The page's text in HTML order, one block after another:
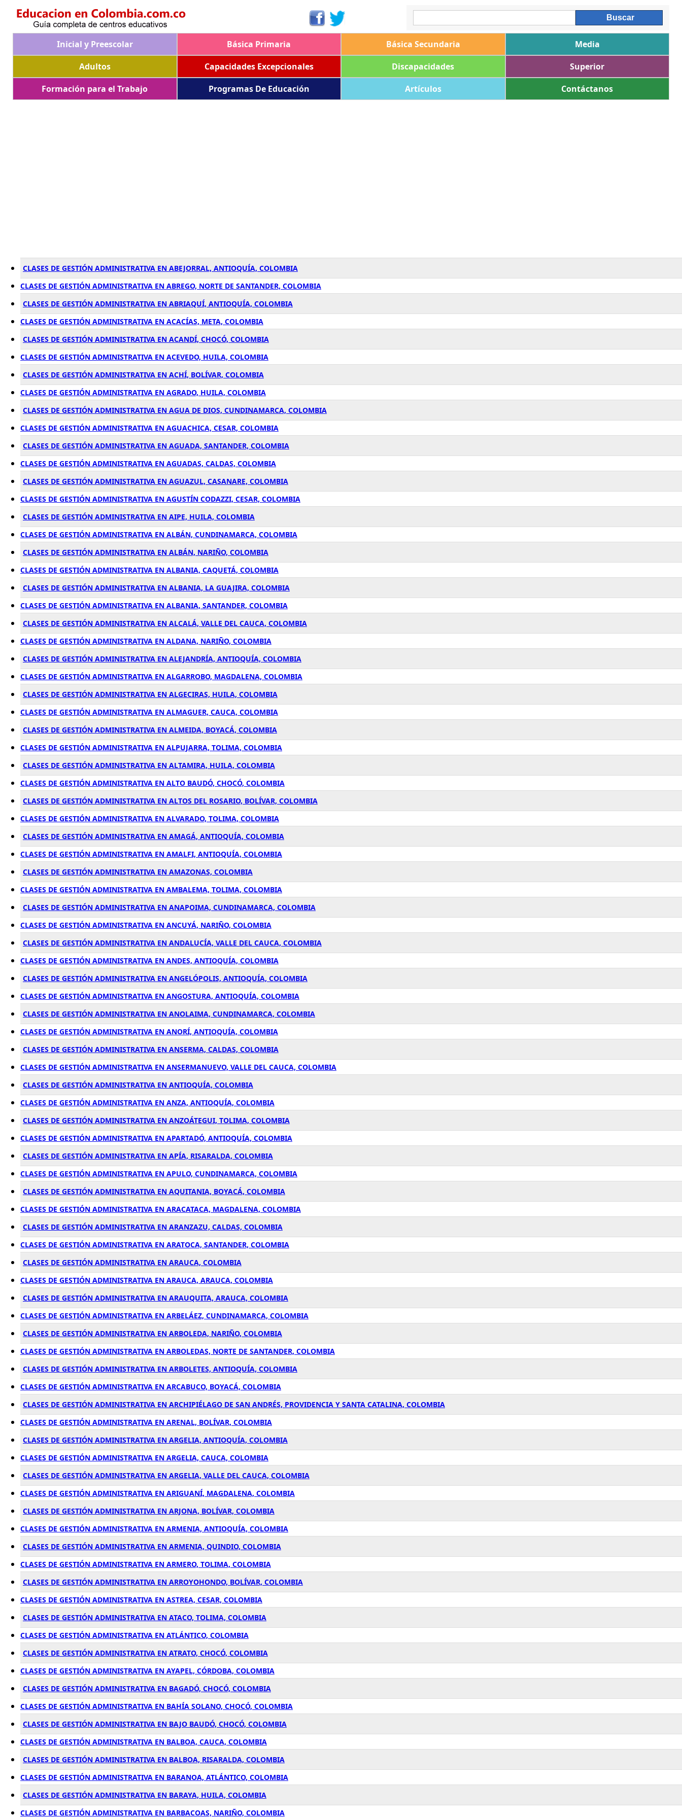
Inicial y Preescolar Básica Primaria Básica Secundaria
Media
Adultos
Capacidades Excepcionales Discapacidades
Superior
Formación para el Trabajo
Programas De Educación Artículos Contáctanos
CLASES DE GESTIÓN ADMINISTRATIVA EN ABEJORRAL, ANTIOQUÍA, COLOMBIA
CLASES DE GESTIÓN ADMINISTRATIVA EN ABREGO, NORTE DE SANTANDER, COLOMBIA
CLASES DE GESTIÓN ADMINISTRATIVA EN ABRIAQUÍ, ANTIOQUÍA, COLOMBIA
CLASES DE GESTIÓN ADMINISTRATIVA EN ACACÍAS, META, COLOMBIA
CLASES DE GESTIÓN ADMINISTRATIVA EN ACANDÍ, CHOCÓ, COLOMBIA
CLASES DE GESTIÓN ADMINISTRATIVA EN ACEVEDO, HUILA, COLOMBIA
CLASES DE GESTIÓN ADMINISTRATIVA EN ACHÍ, BOLÍVAR, COLOMBIA
CLASES DE GESTIÓN ADMINISTRATIVA EN AGRADO, HUILA, COLOMBIA
CLASES DE GESTIÓN ADMINISTRATIVA EN AGUA DE DIOS, CUNDINAMARCA, COLOMBIA
CLASES DE GESTIÓN ADMINISTRATIVA EN AGUACHICA, CESAR, COLOMBIA
CLASES DE GESTIÓN ADMINISTRATIVA EN AGUADA, SANTANDER, COLOMBIA
CLASES DE GESTIÓN ADMINISTRATIVA EN AGUADAS, CALDAS, COLOMBIA
CLASES DE GESTIÓN ADMINISTRATIVA EN AGUAZUL, CASANARE, COLOMBIA
CLASES DE GESTIÓN ADMINISTRATIVA EN AGUSTÍN CODAZZI, CESAR, COLOMBIA
CLASES DE GESTIÓN ADMINISTRATIVA EN AIPE, HUILA, COLOMBIA
CLASES DE GESTIÓN ADMINISTRATIVA EN ALBÁN, CUNDINAMARCA, COLOMBIA
CLASES DE GESTIÓN ADMINISTRATIVA EN ALBÁN, NARIÑO, COLOMBIA
CLASES DE GESTIÓN ADMINISTRATIVA EN ALBANIA, CAQUETÁ, COLOMBIA
CLASES DE GESTIÓN ADMINISTRATIVA EN ALBANIA, LA GUAJIRA, COLOMBIA
CLASES DE GESTIÓN ADMINISTRATIVA EN ALBANIA, SANTANDER, COLOMBIA
CLASES DE GESTIÓN ADMINISTRATIVA EN ALCALÁ, VALLE DEL CAUCA, COLOMBIA
CLASES DE GESTIÓN ADMINISTRATIVA EN ALDANA, NARIÑO, COLOMBIA
CLASES DE GESTIÓN ADMINISTRATIVA EN ALEJANDRÍA, ANTIOQUÍA, COLOMBIA
CLASES DE GESTIÓN ADMINISTRATIVA EN ALGARROBO, MAGDALENA, COLOMBIA
CLASES DE GESTIÓN ADMINISTRATIVA EN ALGECIRAS, HUILA, COLOMBIA
CLASES DE GESTIÓN ADMINISTRATIVA EN ALMAGUER, CAUCA, COLOMBIA
CLASES DE GESTIÓN ADMINISTRATIVA EN ALMEIDA, BOYACÁ, COLOMBIA
CLASES DE GESTIÓN ADMINISTRATIVA EN ALPUJARRA, TOLIMA, COLOMBIA
CLASES DE GESTIÓN ADMINISTRATIVA EN ALTAMIRA, HUILA, COLOMBIA
CLASES DE GESTIÓN ADMINISTRATIVA EN ALTO BAUDÓ, CHOCÓ, COLOMBIA
CLASES DE GESTIÓN ADMINISTRATIVA EN ALTOS DEL ROSARIO, BOLÍVAR, COLOMBIA
CLASES DE GESTIÓN ADMINISTRATIVA EN ALVARADO, TOLIMA, COLOMBIA
CLASES DE GESTIÓN ADMINISTRATIVA EN AMAGÁ, ANTIOQUÍA, COLOMBIA
CLASES DE GESTIÓN ADMINISTRATIVA EN AMALFI, ANTIOQUÍA, COLOMBIA
CLASES DE GESTIÓN ADMINISTRATIVA EN AMAZONAS, COLOMBIA
CLASES DE GESTIÓN ADMINISTRATIVA EN AMBALEMA, TOLIMA, COLOMBIA
CLASES DE GESTIÓN ADMINISTRATIVA EN ANAPOIMA, CUNDINAMARCA, COLOMBIA
CLASES DE GESTIÓN ADMINISTRATIVA EN ANCUYÁ, NARIÑO, COLOMBIA
CLASES DE GESTIÓN ADMINISTRATIVA EN ANDALUCÍA, VALLE DEL CAUCA, COLOMBIA
CLASES DE GESTIÓN ADMINISTRATIVA EN ANDES, ANTIOQUÍA, COLOMBIA
CLASES DE GESTIÓN ADMINISTRATIVA EN ANGELÓPOLIS, ANTIOQUÍA, COLOMBIA
CLASES DE GESTIÓN ADMINISTRATIVA EN ANGOSTURA, ANTIOQUÍA, COLOMBIA
CLASES DE GESTIÓN ADMINISTRATIVA EN ANOLAIMA, CUNDINAMARCA, COLOMBIA
CLASES DE GESTIÓN ADMINISTRATIVA EN ANORÍ, ANTIOQUÍA, COLOMBIA
CLASES DE GESTIÓN ADMINISTRATIVA EN ANSERMA, CALDAS, COLOMBIA
CLASES DE GESTIÓN ADMINISTRATIVA EN ANSERMANUEVO, VALLE DEL CAUCA, COLOMBIA
CLASES DE GESTIÓN ADMINISTRATIVA EN ANTIOQUÍA, COLOMBIA
CLASES DE GESTIÓN ADMINISTRATIVA EN ANZA, ANTIOQUÍA, COLOMBIA
CLASES DE GESTIÓN ADMINISTRATIVA EN ANZOÁTEGUI, TOLIMA, COLOMBIA
CLASES DE GESTIÓN ADMINISTRATIVA EN APARTADÓ, ANTIOQUÍA, COLOMBIA
CLASES DE GESTIÓN ADMINISTRATIVA EN APÍA, RISARALDA, COLOMBIA
CLASES DE GESTIÓN ADMINISTRATIVA EN APULO, CUNDINAMARCA, COLOMBIA
CLASES DE GESTIÓN ADMINISTRATIVA EN AQUITANIA, BOYACÁ, COLOMBIA
CLASES DE GESTIÓN ADMINISTRATIVA EN ARACATACA, MAGDALENA, COLOMBIA
CLASES DE GESTIÓN ADMINISTRATIVA EN ARANZAZU, CALDAS, COLOMBIA
CLASES DE GESTIÓN ADMINISTRATIVA EN ARATOCA, SANTANDER, COLOMBIA
CLASES DE GESTIÓN ADMINISTRATIVA EN ARAUCA, COLOMBIA
CLASES DE GESTIÓN ADMINISTRATIVA EN ARAUCA, ARAUCA, COLOMBIA
CLASES DE GESTIÓN ADMINISTRATIVA EN ARAUQUITA, ARAUCA, COLOMBIA
CLASES DE GESTIÓN ADMINISTRATIVA EN ARBELÁEZ, CUNDINAMARCA, COLOMBIA
CLASES DE GESTIÓN ADMINISTRATIVA EN ARBOLEDA, NARIÑO, COLOMBIA
CLASES DE GESTIÓN ADMINISTRATIVA EN ARBOLEDAS, NORTE DE SANTANDER, COLOMBIA
CLASES DE GESTIÓN ADMINISTRATIVA EN ARBOLETES, ANTIOQUÍA, COLOMBIA
CLASES DE GESTIÓN ADMINISTRATIVA EN ARCABUCO, BOYACÁ, COLOMBIA
CLASES DE GESTIÓN ADMINISTRATIVA EN ARCHIPIÉLAGO DE SAN ANDRÉS, PROVIDENCIA Y SANTA CATALINA, COLOMBIA
CLASES DE GESTIÓN ADMINISTRATIVA EN ARENAL, BOLÍVAR, COLOMBIA
CLASES DE GESTIÓN ADMINISTRATIVA EN ARGELIA, ANTIOQUÍA, COLOMBIA
CLASES DE GESTIÓN ADMINISTRATIVA EN ARGELIA, CAUCA, COLOMBIA
CLASES DE GESTIÓN ADMINISTRATIVA EN ARGELIA, VALLE DEL CAUCA, COLOMBIA
CLASES DE GESTIÓN ADMINISTRATIVA EN ARIGUANÍ, MAGDALENA, COLOMBIA
CLASES DE GESTIÓN ADMINISTRATIVA EN ARJONA, BOLÍVAR, COLOMBIA
CLASES DE GESTIÓN ADMINISTRATIVA EN ARMENIA, ANTIOQUÍA, COLOMBIA
CLASES DE GESTIÓN ADMINISTRATIVA EN ARMENIA, QUINDIO, COLOMBIA
CLASES DE GESTIÓN ADMINISTRATIVA EN ARMERO, TOLIMA, COLOMBIA
CLASES DE GESTIÓN ADMINISTRATIVA EN ARROYOHONDO, BOLÍVAR, COLOMBIA
CLASES DE GESTIÓN ADMINISTRATIVA EN ASTREA, CESAR, COLOMBIA
CLASES DE GESTIÓN ADMINISTRATIVA EN ATACO, TOLIMA, COLOMBIA
CLASES DE GESTIÓN ADMINISTRATIVA EN ATLÁNTICO, COLOMBIA
CLASES DE GESTIÓN ADMINISTRATIVA EN ATRATO, CHOCÓ, COLOMBIA
CLASES DE GESTIÓN ADMINISTRATIVA EN AYAPEL, CÓRDOBA, COLOMBIA
CLASES DE GESTIÓN ADMINISTRATIVA EN BAGADÓ, CHOCÓ, COLOMBIA
CLASES DE GESTIÓN ADMINISTRATIVA EN BAHÍA SOLANO, CHOCÓ, COLOMBIA
CLASES DE GESTIÓN ADMINISTRATIVA EN BAJO BAUDÓ, CHOCÓ, COLOMBIA
CLASES DE GESTIÓN ADMINISTRATIVA EN BALBOA, CAUCA, COLOMBIA
CLASES DE GESTIÓN ADMINISTRATIVA EN BALBOA, RISARALDA, COLOMBIA
CLASES DE GESTIÓN ADMINISTRATIVA EN BARANOA, ATLÁNTICO, COLOMBIA
CLASES DE GESTIÓN ADMINISTRATIVA EN BARAYA, HUILA, COLOMBIA
CLASES DE GESTIÓN ADMINISTRATIVA EN BARBACOAS, NARIÑO, COLOMBIA